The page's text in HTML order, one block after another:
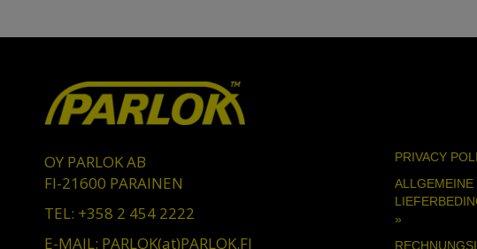
OY PARLOK AB
FI-21600 PARAINEN
TEL: +358 2 454 2222
E-MAIL: PARLOK(at)PARLOK.FI
PRIVACY
ALLGEMEINE
»